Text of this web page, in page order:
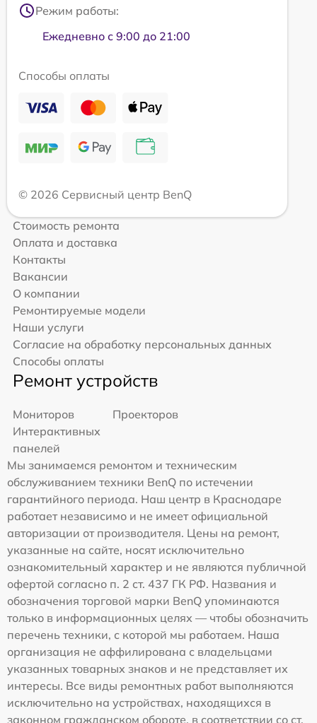
Режим работы:
Ежедневно с 9:00 до 21:00
Способы оплаты
© 2026 Сервисный центр BenQ
Стоимость ремонта
Оплата и доставка
Контакты
Вакансии
О компании
Ремонтируемые модели
Наши услуги
Согласие на обработку персональных данных
Способы оплаты
Ремонт устройств
Мониторов
Проекторов
Интерактивных
панелей
Мы занимаемся ремонтом и техническим
обслуживанием техники BenQ по истечении
гарантийного периода. Наш центр в Краснодаре
работает независимо и не имеет официальной
авторизации от производителя. Цены на ремонт,
указанные на сайте, носят исключительно
ознакомительный характер и не являются публичной
офертой согласно п. 2 ст. 437 ГК РФ. Названия и
обозначения торговой марки BenQ упоминаются
только в информационных целях — чтобы обозначить
перечень техники, с которой мы работаем. Наша
организация не аффилирована с владельцами
указанных товарных знаков и не представляет их
интересы. Все виды ремонтных работ выполняются
исключительно на устройствах, находящихся в
законном гражданском обороте, в соответствии со ст.